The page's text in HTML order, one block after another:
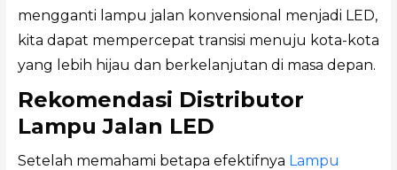
mengganti lampu jalan konvensional menjadi LED,
kita dapat mempercepat transisi menuju kota-kota
yang lebih hijau dan berkelanjutan di masa depan.
Rekomendasi Distributor
Lampu Jalan LED
Setelah memahami betapa efektifnya Lampu